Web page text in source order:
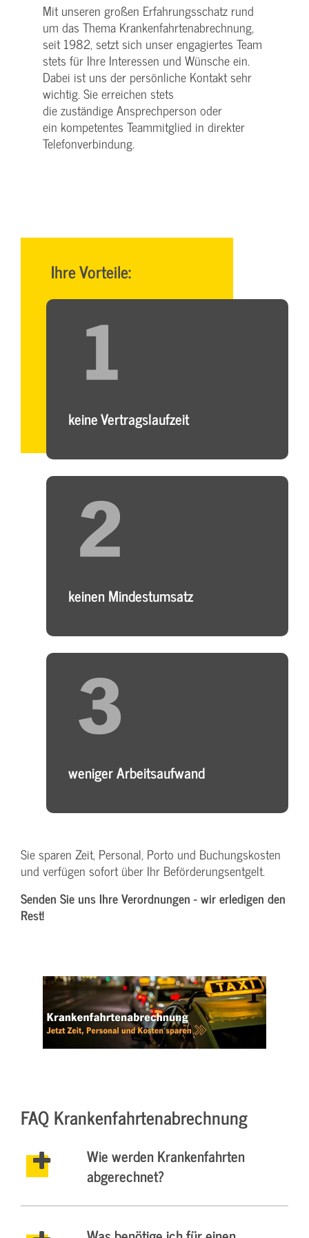
Mit unseren großen Erfahrungsschatz rund
um das Thema Krankenfahrtenabrechnung,
seit 1982, setzt sich unser engagiertes Team
stets für Ihre Interessen und Wünsche ein.
Dabei ist uns der persönliche Kontakt sehr
wichtig. Sie erreichen stets
die zuständige Ansprechperson oder
ein kompetentes Teammitglied in direkter
Telefonverbindung.
Ihre Vorteile:
keine Vertragslaufzeit
keinen Mindestumsatz
weniger Arbeitsaufwand
Sie sparen Zeit, Personal, Porto und Buchungskosten
und verfügen sofort über Ihr Beförderungsentgelt.
Senden Sie uns Ihre Verordnungen - wir erledigen den
Rest!
FAQ Krankenfahrtenabrechnung
Wie werden Krankenfahrten
abgerechnet?